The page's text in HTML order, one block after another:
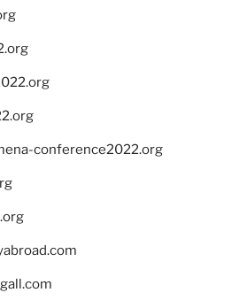
conference2022.org